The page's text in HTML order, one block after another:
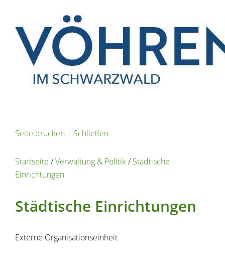
Seite drucken | Schließen
Startseite /Verwaltung & Politik/Städtische
Einrichtungen
Städtische Einrichtungen
Externe Organisationseinheit